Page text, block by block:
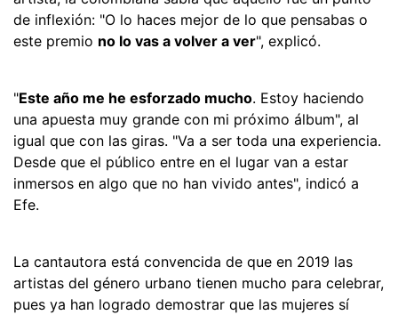
de inflexión: "O lo haces mejor de lo que pensabas o
este premio no lo vas a volver a ver", explicó.
"Este año me he esforzado mucho. Estoy haciendo
una apuesta muy grande con mi próximo álbum", al
igual que con las giras. "Va a ser toda una experiencia.
Desde que el público entre en el lugar van a estar
inmersos en algo que no han vivido antes", indicó a
Efe.
La cantautora está convencida de que en 2019 las
artistas del género urbano tienen mucho para celebrar,
pues ya han logrado demostrar que las mujeres sí